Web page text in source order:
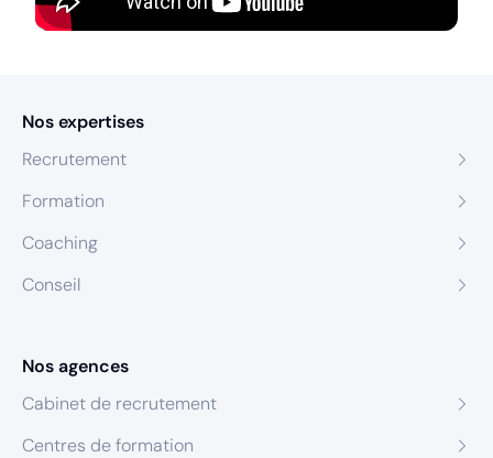
Nos expertises
Recrutement
Formation
Coaching
Conseil
Nos agences
Cabinet de recrutement
Centres de formation